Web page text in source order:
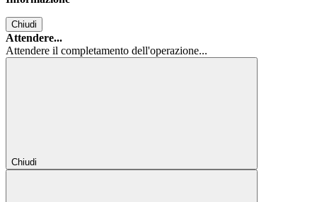
Chiudi
Attendere...
Attendere il completamento dell'operazione...
Chiudi